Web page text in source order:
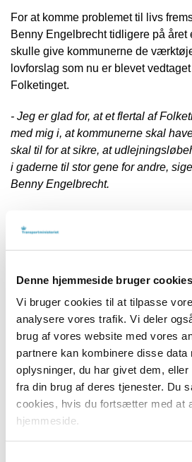
Denne hjemmeside bruger cookies
Vi bruger cookies til at tilpasse
analysere vores trafik. Vi deler
brug af vores website med vores
partnere kan kombinere disse data
oplysninger, du har givet dem,
fra din brug af deres tjenester. Du
cookies, hvis du fortsætter med at
hjemmeside.
For at komme problemet til livs
Benny Engelbrecht tidligere på året
skulle give kommunerne de
lovforslag som nu er blevet
Folketinget.
- Jeg er glad for, at et flertal af
med mig i, at kommunerne skal
skal til for at sikre, at
i gaderne til stor gene for andre,
Benny Engelbrecht.
kommunerne hjemmel til at
løbehjul er ønsket i den enkelte
være op til den enkelte kommune at
forskellige operatører, som står for
så de sammen kan fastlægge
må benyttes, og dermed også hvor
får Københavns Kommune også
gennemføre den politiske
udlejning el-løbehjul i bykernen
- Lige siden de første